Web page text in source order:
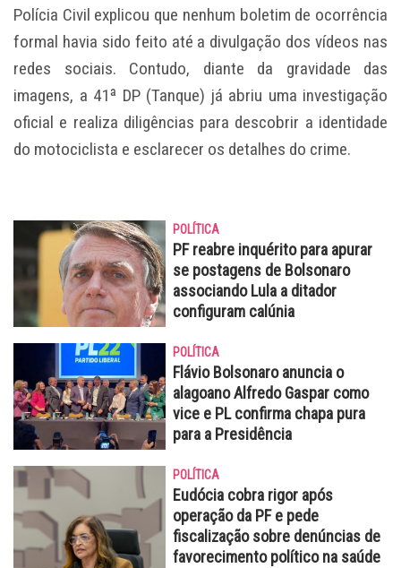
Polícia Civil explicou que nenhum boletim de ocorrência
formal havia sido feito até a divulgação dos vídeos nas
redes sociais. Contudo, diante da gravidade das
imagens, a 41ª DP (Tanque) já abriu uma investigação
oficial e realiza diligências para descobrir a identidade
do motociclista e esclarecer os detalhes do crime.
POLÍTICA
PF reabre inquérito para apurar
se postagens de Bolsonaro
associando Lula a ditador
configuram calúnia
POLÍTICA
Flávio Bolsonaro anuncia o
alagoano Alfredo Gaspar como
vice e PL confirma chapa pura
para a Presidência
POLÍTICA
Eudócia cobra rigor após
operação da PF e pede
fiscalização sobre denúncias de
favorecimento político na saúde